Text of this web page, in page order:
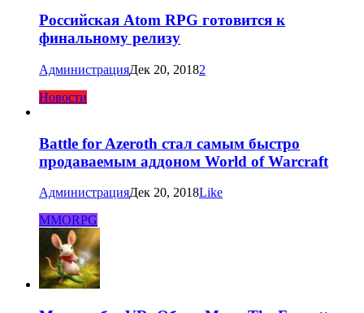
Российская Atom RPG готовится к
финальному релизу
АдминистрацияДек 20, 20182
Новости
Battle for Azeroth стал самым быстро
продаваемым аддоном World of Warcraft
АдминистрацияДек 20, 2018Like
MMORPG